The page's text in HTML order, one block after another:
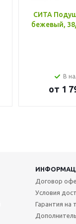
СИТА
бежевый,
В
от 1
Договор
Условия
Гарантия на